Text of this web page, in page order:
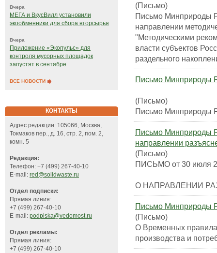
Вчера
МЕГА и ВкусВилл установили
экообменники для сбора вторсырья
Вчера
Приложение «Экопульс» для
контроля мусорных площадок
запустят в сентябре
ВСЕ НОВОСТИ
КОНТАКТЫ
Адрес редакции: 105066, Москва,
Токмаков пер., д. 16, стр. 2, пом. 2,
комн. 5
Редакция:
Телефон: +7 (499) 267-40-10
E-mail: red@solidwaste.ru
Отдел подписки:
Прямая линия:
+7 (499) 267-40-10
E-mail: podpiska@vedomost.ru
Отдел рекламы:
Прямая линия:
+7 (499) 267-40-10
(Письмо)
Письмо Минприроды
направлении
"Методическими
власти субъектов
раздельного
Письмо Минприроды
(Письмо)
Письмо Минприроды
Письмо Минприроды
направлении
(Письмо)
ПИСЬМО от 30 июля
О НАПРАВЛЕНИИ
Письмо Минприроды
(Письмо)
О Временных
производства и